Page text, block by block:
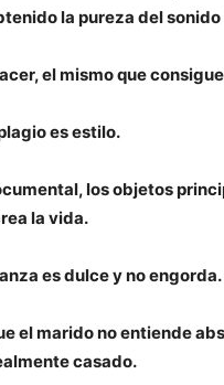
la pureza del
el mismo que
es estilo.
los objetos
la vida.
es dulce y no engorda.
el marido no entiende
casado.